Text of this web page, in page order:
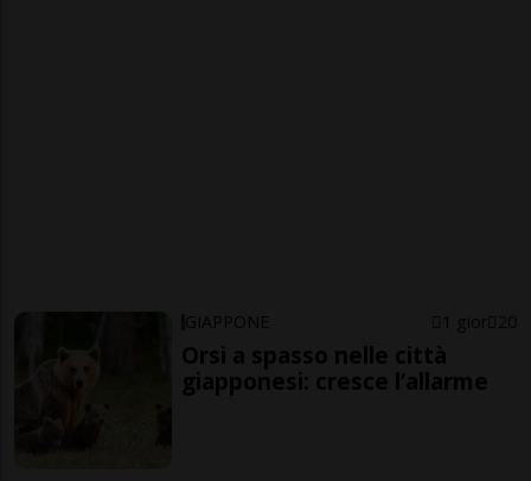
GIAPPONE 1 gior 20
Orsi a spasso nelle città
giapponesi: cresce l’allarme